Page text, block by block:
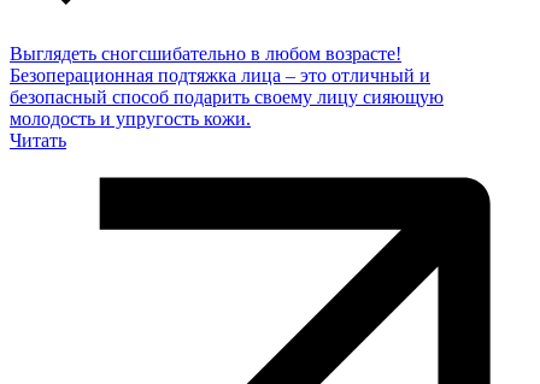
Выглядеть сногсшибательно в любом возрасте!
Безоперационная подтяжка лица – это отличный и
безопасный способ подарить своему лицу сияющую
молодость и упругость кожи.
Читать